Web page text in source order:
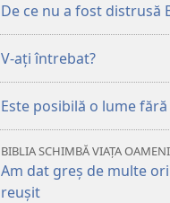
De ce nu a fost distrusă
V-ați întrebat?
Este posibilă o lume
BIBLIA SCHIMBĂ VIAȚA
Am dat greș de multe
reușit